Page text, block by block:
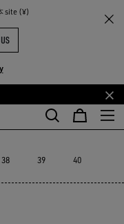
site (¥)
Marathon
Marathon
True-Star
True-Star
38 39 40